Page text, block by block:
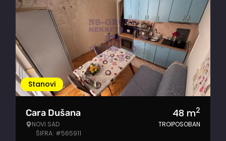
Stanovi
Cara Dušana
NOVI SAD
ŠIFRA: #565911
48 m2
TROIPOSOBAN